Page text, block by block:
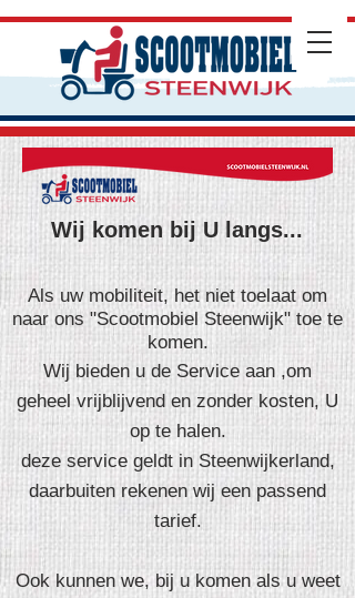
Wij komen bij U langs...
Als uw mobiliteit, het niet toelaat om
naar ons "Scootmobiel Steenwijk" toe te
komen.
Wij bieden u de Service aan ,om
geheelvrijblijvend en zonder kosten, U
op te halen.
deze service geldt in Steenwijkerland,
daarbuiten rekenen wij een passend
tarief.
Ook kunnen we, bij u komen als u weet